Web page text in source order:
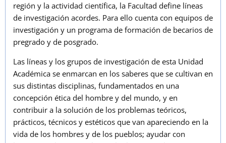
región y la actividad científica, la Facultad define líneas
de investigación acordes. Para ello cuenta con equipos de
investigación y un programa de formación de becarios de
pregrado y de posgrado.
Las líneas y los grupos de investigación de esta Unidad
Académica se enmarcan en los saberes que se cultivan en
sus distintas disciplinas, fundamentados en una
concepción ética del hombre y del mundo, y en
contribuir a la solución de los problemas teóricos,
prácticos, técnicos y estéticos que van apareciendo en la
vida de los hombres y de los pueblos; ayudar con